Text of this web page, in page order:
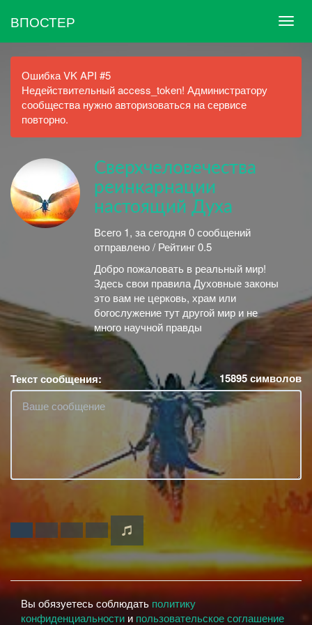
ВПОСТЕР
Ошибка VK API #5
Недействительный access_token! Администратору
сообщества нужно авторизоваться на сервисе
повторно.
Сверхчеловечества
реинкарнации
настоящий Духа
Всего 1, за сегодня 0 сообщений
отправлено / Рейтинг 0.5
Добро пожаловать в реальный мир!
Здесь свои правила Духовные законы
это вам не церковь, храм или
богослужение тут другой мир и не
много научной правды
Текст сообщения: 15895символов
Вы обязуетесь соблюдать политику
конфиденциальности и пользовательское соглашение